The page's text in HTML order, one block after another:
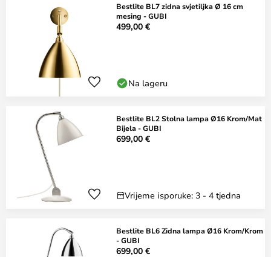
Bestlite BL7 zidna svjetiljka Ø 16 cm
mesing - GUBI
499,00 €
Na lageru
Bestlite BL2 Stolna lampa Ø16 Krom/Mat
Bijela - GUBI
699,00 €
Vrijeme isporuke: 3 - 4 tjedna
Bestlite BL6 Zidna lampa Ø16 Krom/Krom
- GUBI
699,00 €